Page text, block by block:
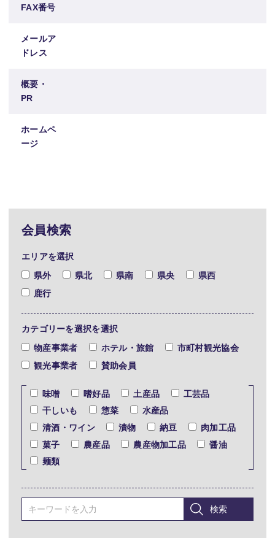
FAX番号
メールア
ドレス
概要・
PR
ホームペ
ージ
会員検索
エリアを選択
県外
県北 県南 県央
県西
鹿行
カテゴリーを選択を選択
物産事業者
ホテル・旅館
市町村観光協会
観光事業者
賛助会員
味噌 嗜好品 土産品
工芸品
干しいも
惣菜
水産品
清酒・ワイン
漬物 納豆
肉加工品
菓子
農産品 農産物加工品
醤油
麺類